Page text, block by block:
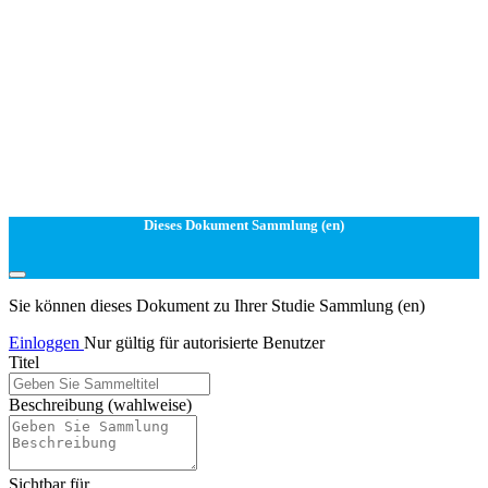
Dieses Dokument Sammlung (en)
Sie können dieses Dokument zu Ihrer Studie Sammlung (en)
Einloggen Nur gültig für autorisierte Benutzer
Titel
Beschreibung (wahlweise)
Sichtbar für